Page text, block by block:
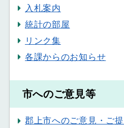
入札案内
統計の部屋
リンク集
各課からのお知らせ
市へのご意見等
郡上市へのご意見・ご